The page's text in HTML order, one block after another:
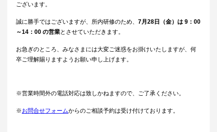
ございます。
誠に勝手ではございますが、​所内研修のため、 7月28日（金）は 9：00
～14：00 の営業とさせていただきます。
お急ぎのところ、みなさまには大変ご迷惑をお掛けいたしますが、何
卒ご理解賜りますようお願い申し上げます。
※営業時間外の電話対応は致しかねますので、ご了承ください。
※お問合せフォームからのご相談予約は受け付けております。​